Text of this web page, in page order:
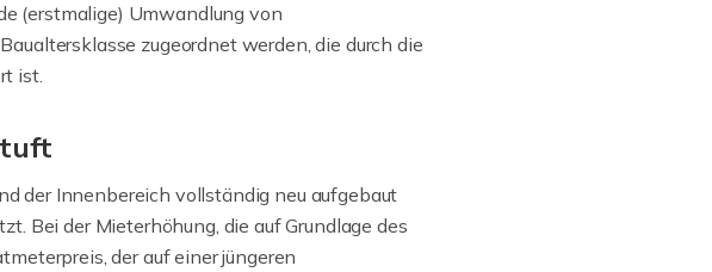
(erstmalige) Umwandlung von
zugeordnet werden, die durch die
ist.
der Innenbereich vollständig neu aufgebaut
Bei der Mieterhöhung, die auf Grundlage des
der auf einer jüngeren